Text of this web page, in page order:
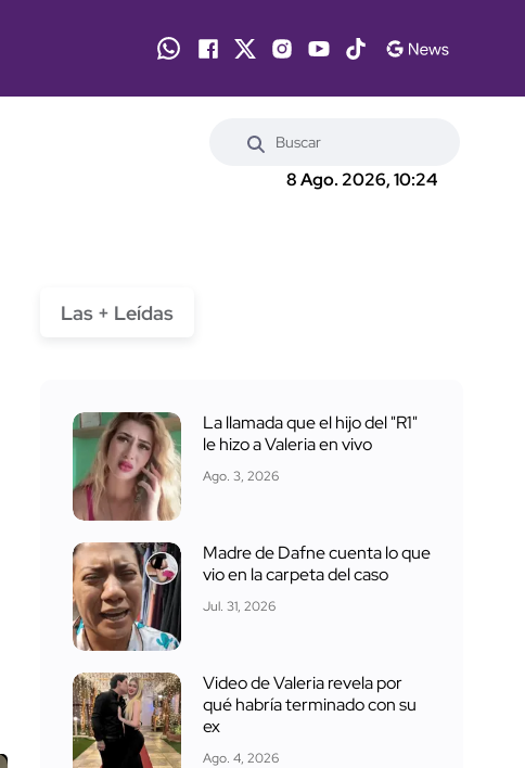
8 Ago. 2026, 10:24
Las + Leídas
La llamada que el hijo del "R1"
le hizo a Valeria en vivo
Ago. 3, 2026
Madre de Dafne cuenta lo que
vio en la carpeta del caso
Jul. 31, 2026
Video de Valeria revela por
qué habría terminado con su
ex
Ago. 4, 2026